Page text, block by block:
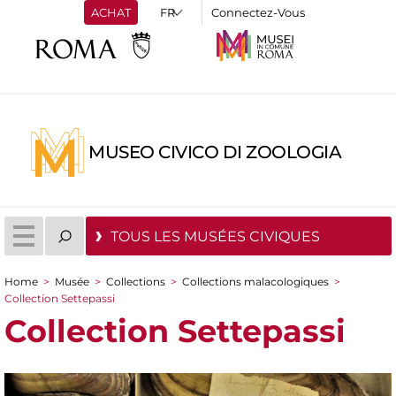
ACHAT Connectez-Vous
MUSEO CIVICO DI ZOOLOGIA
TOUS LES MUSÉES CIVIQUES
You are here
Home > Musée > Collections > Collections malacologiques >
Collection Settepassi
Collection Settepassi